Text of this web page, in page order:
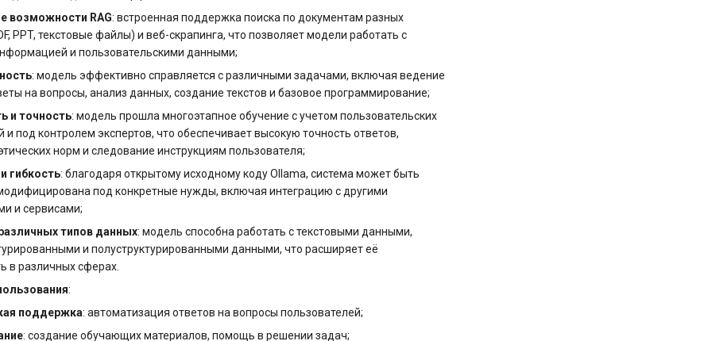
возможности RAG: встроенная поддержка поиска по документам разных
PPT, текстовые файлы) и веб-скрапинга, что позволяет модели работать с
и пользовательскими данными;
: модель эффективно справляется с различными задачами, включая ведение
на вопросы, анализ данных, создание текстов и базовое программирование;
и точность: модель прошла многоэтапное обучение с учетом пользовательских
и под контролем экспертов, что обеспечивает высокую точность ответов,
норм и следование инструкциям пользователя;
гибкость: благодаря открытому исходному коду Ollama, система может быть
под конкретные нужды, включая интеграцию с другими
и сервисами;
типов данных: модель способна работать с текстовыми данными,
и полуструктурированными данными, что расширяет её
в различных сферах.
:
поддержка: автоматизация ответов на вопросы пользователей;
: создание обучающих материалов, помощь в решении задач;